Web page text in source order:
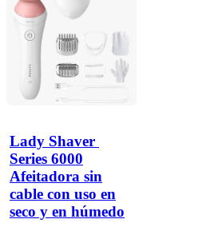
Lady Shaver
Series 6000
Afeitadora sin
cable con uso en
seco y en húmedo